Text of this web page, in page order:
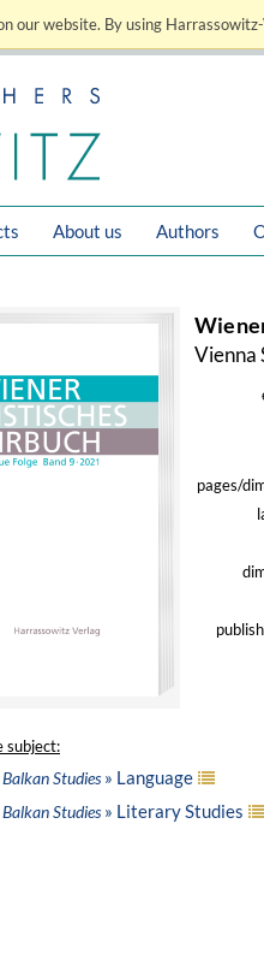
our website. By using
About us Authors
Vienna
pages/
subject:
Balkan Studies» Language
Balkan Studies» Literary Studies